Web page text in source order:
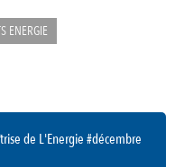
ENERGIE
de L'Energie #décembre